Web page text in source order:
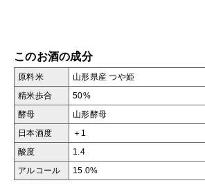
このお酒の成分
原料米 山形県産 つや姫
精米歩合 50%
酵母 山形酵母
日本酒度 ＋1
酸度 1.4
アルコール 15.0%